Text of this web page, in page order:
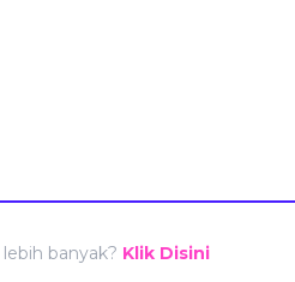
lebih banyak? Klik Disini